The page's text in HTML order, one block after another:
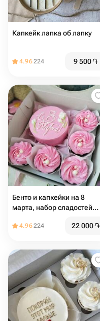
Капкейк лапка об лапку
4.96224 9 500֏
Бенто и капкейки на 8
марта, набор сладостей
бабушке
4.96224 22 000֏